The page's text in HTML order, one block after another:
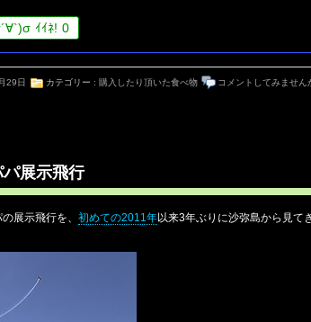
´∀`)σ ｲｲﾈ! 0
29日 カテゴリー : 購入したり頂いた食べ物 コメントしてみません
展示飛行
展示飛行を、 初めての2011年以来3年ぶりに沙弥島から見て